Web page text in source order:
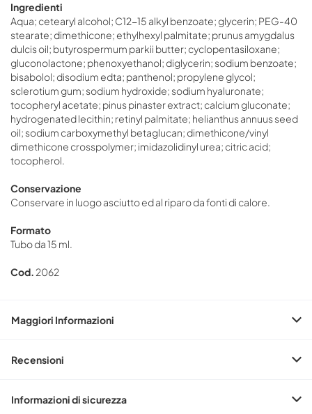
Ingredienti
Aqua; cetearyl alcohol; C12-15 alkyl benzoate; glycerin; PEG-40
stearate; dimethicone; ethylhexyl palmitate; prunus amygdalus
dulcis oil; butyrospermum parkii butter; cyclopentasiloxane;
gluconolactone; phenoxyethanol; diglycerin; sodium benzoate;
bisabolol; disodium edta; panthenol; propylene glycol;
sclerotium gum; sodium hydroxide; sodium hyaluronate;
tocopheryl acetate; pinus pinaster extract; calcium gluconate;
hydrogenated lecithin; retinyl palmitate; helianthus annuus seed
oil; sodium carboxymethyl betaglucan; dimethicone/vinyl
dimethicone crosspolymer; imidazolidinyl urea; citric acid;
tocopherol.
Conservazione
Conservare in luogo asciutto ed al riparo da fonti di calore.
Formato
Tubo da 15 ml.
Cod. 2062
Maggiori Informazioni
Recensioni
Informazioni di sicurezza